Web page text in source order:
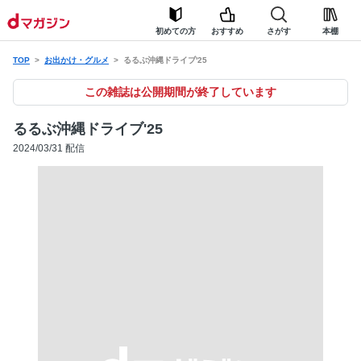
初めての方 おすすめ さがす 本棚
TOP お出かけ・グルメ るるぶ沖縄ドライブ'25
この雑誌は公開期間が終了しています
るるぶ沖縄ドライブ'25
2024/03/31 配信